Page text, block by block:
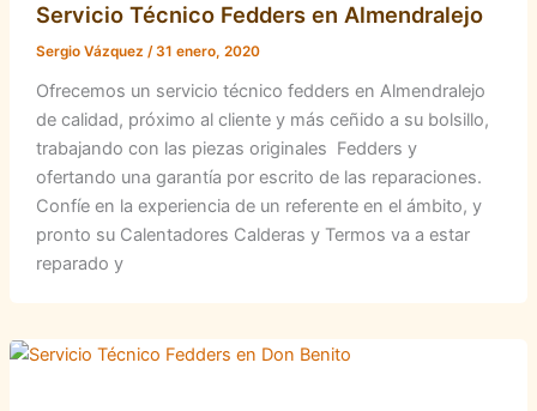
Servicio Técnico Fedders en Almendralejo
Sergio Vázquez /31 enero, 2020
Ofrecemos un servicio técnico fedders en Almendralejo
de calidad, próximo al cliente y más ceñido a su bolsillo,
trabajando con las piezas originales Fedders y
ofertando una garantía por escrito de las reparaciones.
Confíe en la experiencia de un referente en el ámbito, y
pronto su Calentadores Calderas y Termos va a estar
reparado y